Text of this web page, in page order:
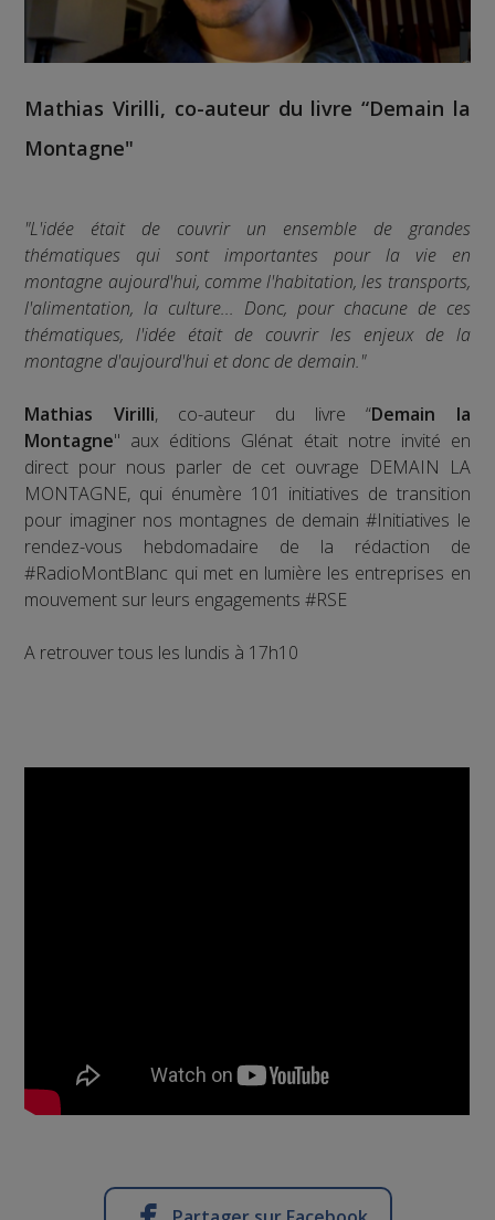
Mathias Virilli, co-auteur du livre “Demain la
Montagne"
"L'idée était de couvrir un ensemble de grandes
thématiques qui sont importantes pour la vie en
montagne aujourd'hui, comme l'habitation, les transports,
l'alimentation, la culture... Donc, pour chacune de ces
thématiques, l'idée était de couvrir les enjeux de la
montagne d'aujourd'hui et donc de demain."
Mathias Virilli, co-auteur du livre “Demain la
Montagne" aux éditions Glénat était notre invité en
direct pour nous parler de cet ouvrage DEMAIN LA
MONTAGNE, qui énumère 101 initiatives de transition
pour imaginer nos montagnes de demain #Initiatives le
rendez-vous hebdomadaire de la rédaction de
#RadioMontBlanc qui met en lumière les entreprises en
mouvement sur leurs engagements #RSE
A retrouver tous les lundis à 17h10